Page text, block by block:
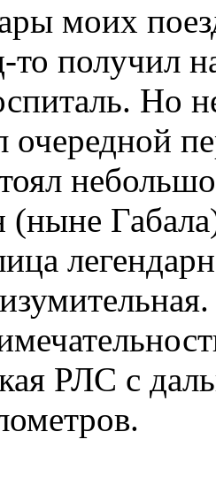
моих
то получил
Но
очередной
(ныне
РЛС с